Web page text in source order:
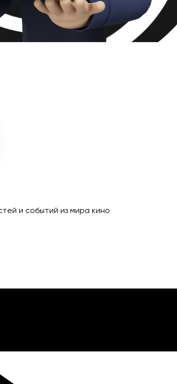
и событий из мира кино